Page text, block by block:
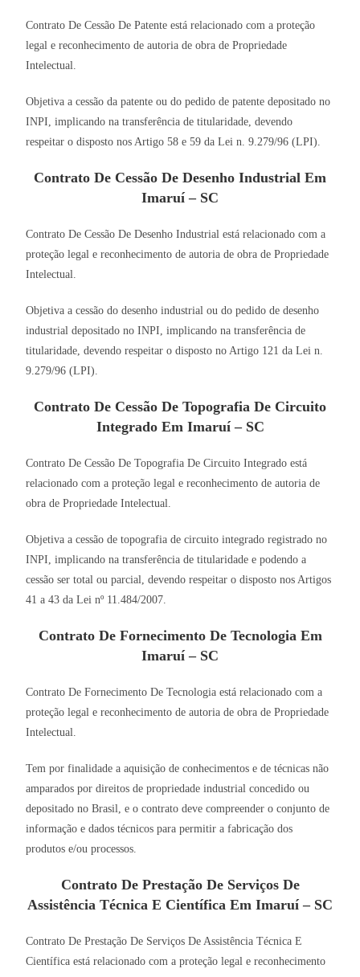
Contrato De Cessão De Patente está relacionado com a proteção
legal e reconhecimento de autoria de obra de Propriedade
Intelectual.
Objetiva a cessão da patente ou do pedido de patente depositado no
INPI, implicando na transferência de titularidade, devendo
respeitar o disposto nos Artigo 58 e 59 da Lei n. 9.279/96 (LPI).
Contrato De Cessão De Desenho Industrial Em
Imaruí – SC
Contrato De Cessão De Desenho Industrial está relacionado com a
proteção legal e reconhecimento de autoria de obra de Propriedade
Intelectual.
Objetiva a cessão do desenho industrial ou do pedido de desenho
industrial depositado no INPI, implicando na transferência de
titularidade, devendo respeitar o disposto no Artigo 121 da Lei n.
9.279/96 (LPI).
Contrato De Cessão De Topografia De Circuito
Integrado Em Imaruí – SC
Contrato De Cessão De Topografia De Circuito Integrado está
relacionado com a proteção legal e reconhecimento de autoria de
obra de Propriedade Intelectual.
Objetiva a cessão de topografia de circuito integrado registrado no
INPI, implicando na transferência de titularidade e podendo a
cessão ser total ou parcial, devendo respeitar o disposto nos Artigos
41 a 43 da Lei nº 11.484/2007.
Contrato De Fornecimento De Tecnologia Em
Imaruí – SC
Contrato De Fornecimento De Tecnologia está relacionado com a
proteção legal e reconhecimento de autoria de obra de Propriedade
Intelectual.
Tem por finalidade a aquisição de conhecimentos e de técnicas não
amparados por direitos de propriedade industrial concedido ou
depositado no Brasil, e o contrato deve compreender o conjunto de
informação e dados técnicos para permitir a fabricação dos
produtos e/ou processos.
Contrato De Prestação De Serviços De
Assistência Técnica E Científica Em Imaruí – SC
Contrato De Prestação De Serviços De Assistência Técnica E
Científica está relacionado com a proteção legal e reconhecimento